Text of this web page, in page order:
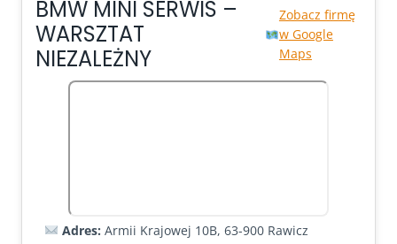
BMW MINI SERWIS –
WARSZTAT
NIEZALEŻNY
Zobacz firmę
w Google
Maps
Adres: Armii Krajowej 10B, 63-900 Rawicz